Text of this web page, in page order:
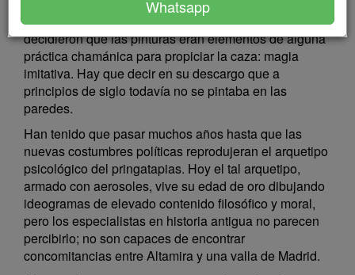
sólo pensaba en la religión y en la comida y
decidieron que las pinturas eran elementos de alguna
práctica chamánica para propiciar la caza: magia
imitativa. Hay que decir en su descargo que a
principios de siglo todavía no se pintaba en las
paredes.
Han tenido que pasar muchos años hasta que las
nuevas costumbres políticas reprodujeran el arquetipo
psicológico del pringatapias. Hoy el tal arquetipo,
armado con aerosoles, vive su edad de oro dibujando
ideogramas de elevado contenido filosófico y moral,
pero los especialistas en historia antigua no parecen
percibirlo; no son capaces de encontrar
concomitancias entre Altamira y una valla de Madrid.
Whatsapp